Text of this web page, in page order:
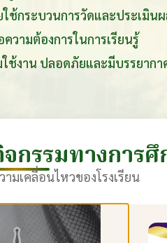
ช้กระบวนการวัดและประเมิน
ามต้องการในการเรียนรู้
งาน ปลอดภัยและมีบรรยากา
กรรมทางการ
มเคลื่อนไหวของโรงเรียน